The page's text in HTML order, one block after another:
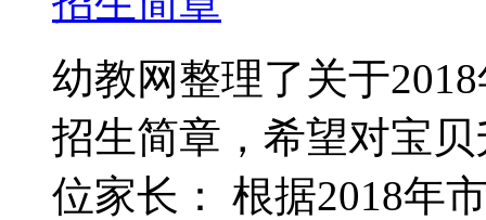
幼教网整理了关于
招生简章，希望对宝
位家长： 根据2018年